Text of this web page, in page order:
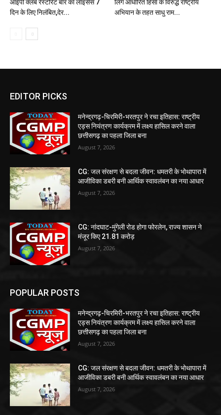
आईपी क्लब रेस्टोरेंट बार का लाइसेंस 7
दिन के लिए निलंबित,देर...
लिंग आधारित हिंसा के विरुद्ध राष्ट्रीय
अभियान के तहत साधु राम...
EDITOR PICKS
मनेन्द्रगढ़-चिरमिरी-भरतपुर ने रचा इतिहास: राष्ट्रीय
एड्स नियंत्रण कार्यक्रम में लक्ष्य हासिल करने वाला
छत्तीसगढ़ का पहला जिला बना
August 7, 2026
CG: जल संरक्षण से बदला जीवन: धमतरी के भोथापारा में
आजीविका डबरी बनी आर्थिक स्वावलंबन का नया आधार
August 7, 2026
CG: नांदघाट-मुंगेली रोड होगा फोरलेन, राज्य शासन ने
मंजूर किए 21.81 करोड़
August 7, 2026
POPULAR POSTS
मनेन्द्रगढ़-चिरमिरी-भरतपुर ने रचा इतिहास: राष्ट्रीय
एड्स नियंत्रण कार्यक्रम में लक्ष्य हासिल करने वाला
छत्तीसगढ़ का पहला जिला बना
August 7, 2026
CG: जल संरक्षण से बदला जीवन: धमतरी के भोथापारा में
आजीविका डबरी बनी आर्थिक स्वावलंबन का नया आधार
August 7, 2026